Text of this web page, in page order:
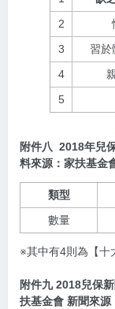
2
3
習於
4
5
附件八 2018年兒
料來源：家扶基金
類型
數量
※其中有4則為【十
附件九 2018兒保
扶基金會 新聞來源